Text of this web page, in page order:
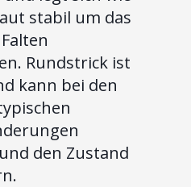
stabil um das
Rundstrick ist
kann bei den
den Zustand